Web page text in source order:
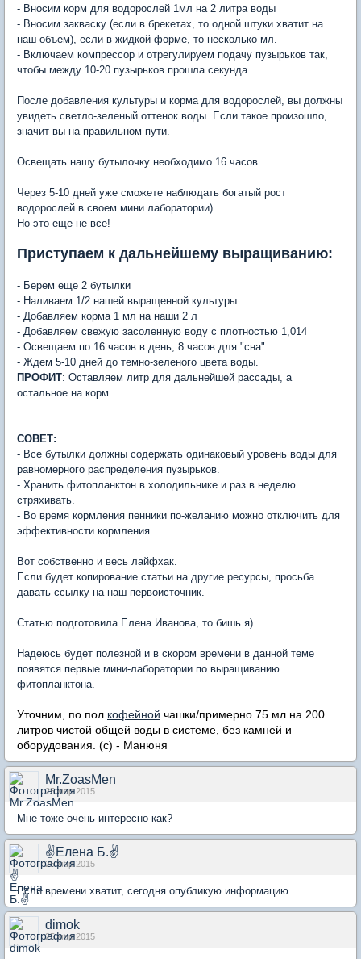
- Вносим корм для водорослей 1мл на 2 литра воды
- Вносим закваску (если в брекетах, то одной штуки хватит на
наш объем), если в жидкой форме, то несколько мл.
- Включаем компрессор и отрегулируем подачу пузырьков так,
чтобы между 10-20 пузырьков прошла секунда
После добавления культуры и корма для водорослей, вы должны
увидеть светло-зеленый оттенок воды. Если такое произошло,
значит вы на правильном пути.
Освещать нашу бутылочку необходимо 16 часов.
Через 5-10 дней уже сможете наблюдать богатый рост
водорослей в своем мини лаборатории)
Но это еще не все!
Приступаем к дальнейшему выращиванию:
- Берем еще 2 бутылки
- Наливаем 1/2 нашей выращенной культуры
- Добавляем корма 1 мл на наши 2 л
- Добавляем свежую засоленную воду с плотностью 1,014
- Освещаем по 16 часов в день, 8 часов для "сна"
- Ждем 5-10 дней до темно-зеленого цвета воды.
ПРОФИТ: Оставляем литр для дальнейшей рассады, а
остальное на корм.
СОВЕТ:
- Все бутылки должны содержать одинаковый уровень воды для
равномерного распределения пузырьков.
- Хранить фитопланктон в холодильнике и раз в неделю
стряхивать.
- Во время кормления пенники по-желанию можно отключить для
эффективности кормления.
Вот собственно и весь лайфхак.
Если будет копирование статьи на другие ресурсы, просьба
давать ссылку на наш первоисточник.
Статью подготовила Елена Иванова, то бишь я)
Надеюсь будет полезной и в скором времени в данной теме
появятся первые мини-лаборатории по выращиванию
фитопланктона.
Уточним, по пол кофейной чашки/примерно 75 мл на 200
литров чистой общей воды в системе, без камней и
оборудования. (с) - Манюня
Mr.ZoasMen
25 мар 2015
Мне тоже очень интересно как?
✌Елена Б.✌
25 мар 2015
Если времени хватит, сегодня опубликую информацию
dimok
25 мар 2015